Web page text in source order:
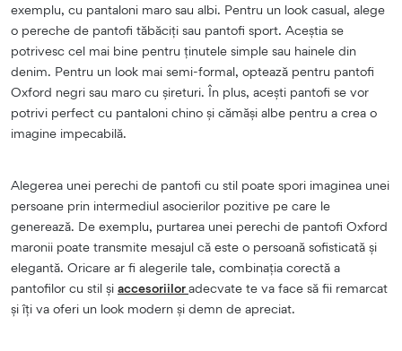
exemplu, cu pantaloni maro sau albi. Pentru un look casual, alege
o pereche de pantofi tăbăciți sau pantofi sport. Aceștia se
potrivesc cel mai bine pentru ținutele simple sau hainele din
denim. Pentru un look mai semi-formal, optează pentru pantofi
Oxford negri sau maro cu șireturi. În plus, acești pantofi se vor
potrivi perfect cu pantaloni chino și cămăși albe pentru a crea o
imagine impecabilă.
Alegerea unei perechi de pantofi cu stil poate spori imaginea unei
persoane prin intermediul asocierilor pozitive pe care le
generează. De exemplu, purtarea unei perechi de pantofi Oxford
maronii poate transmite mesajul că este o persoană sofisticată și
elegantă. Oricare ar fi alegerile tale, combinația corectă a
pantofilor cu stil și accesoriiloradecvate te va face să fii remarcat
și îți va oferi un look modern și demn de apreciat.